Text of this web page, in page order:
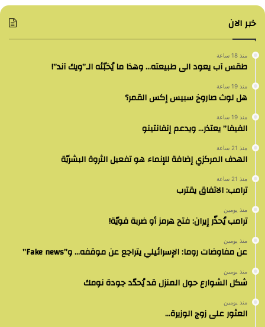
خبر الان
منذ 18 ساعة
طقس آب يعود الى طبيعته… وهذا ما يُخبّئه الـ”ويك آند”!
منذ 19 ساعة
هل لوث صاروخ سبيس إكس القمر؟
منذ 19 ساعة
الفيفا” يعتذر… ويدعم إنفانتينو
منذ 21 ساعة
الهدف المركزي إضافة للإنماء هو تفعيل الثروة البشريّة
منذ 21 ساعة
ترامب: الاتفاق يقترب
منذ يومين
ترامب يُحذّر إيران: فتح هرمز أو ضربة قويّة!
منذ يومين
عن مفاوضات روما: الإسرائيلي يتراجع عن موقفه… و”Fake news”
منذ يومين
شكل الشوارع حول المنزل قد يُحدّد جودة نومك
منذ يومين
العثور على زوج الوزيرة…